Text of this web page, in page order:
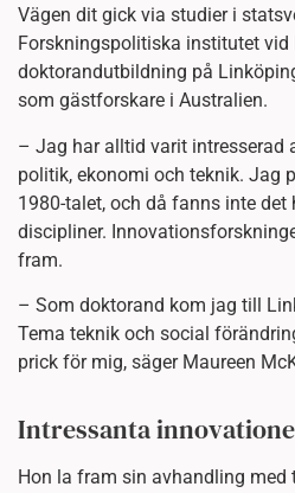
Vägen dit gick via studier i
Forskningspolitiska institutet vid
doktorandutbildning på
som gästforskare i Australien.
– Jag har alltid varit intresserad
politik, ekonomi och teknik. Jag
1980-talet, och då fanns inte
discipliner.
fram.
– Som doktorand kom jag till
Tema teknik och social
prick för mig, säger Maureen
Intressanta
Hon la fram sin avhandling med